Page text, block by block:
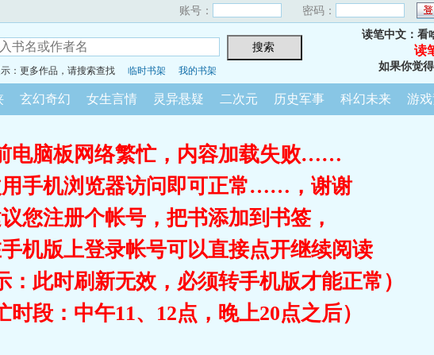
账号： 密码：
：更多作品，请搜索查找 临时书架 我的书架
读笔中文：看
读
如果你觉
玄幻奇幻 女生言情 灵异悬疑 二次元 历史军事 科幻未来 游
电脑板网络繁忙，内容加载失败……
手机浏览器访问即可正常……，谢谢
您注册个帐号，把书添加到书签，
机版上登录帐号可以直接点开继续阅读
：此时刷新无效，必须转手机版才能正常）
时段：中午11、12点，晚上20点之后）